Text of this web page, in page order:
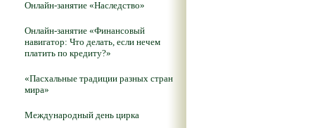
Онлайн-занятие «Наследство»
Онлайн-занятие «Финансовый
навигатор: Что делать, если нечем
платить по кредиту?»
«Пасхальные традиции разных стран
мира»
Международный день цирка